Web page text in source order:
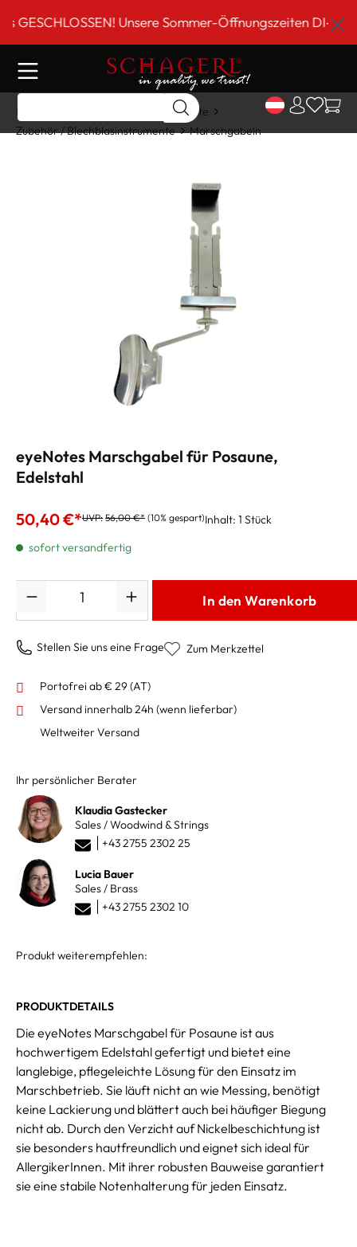
springen Unsere Sommer-Öffnungszeiten DI-FR 9
Home
Blechblasinstrumente
Zubehör / Blechblasinstrumente
Marschgabeln
eyeNotes Marschgabel für Posaune,
Edelstahl
50,40 €*UVP: 56,00 €* (10% gespart)Inhalt: 1 Stück
sofort versandfertig
In den Warenkorb
Stellen Sie uns eine Frage Zum Merkzettel
Portofrei ab € 29 (AT)
Versand innerhalb 24h (wenn lieferbar)
Weltweiter Versand
Ihr persönlicher Berater
Klaudia Gastecker
Sales / Woodwind & Strings
+43 2755 2302 25
Lucia Bauer
Sales / Brass
+43 2755 2302 10
Produkt weiterempfehlen:
PRODUKTDETAILS
Die eyeNotes Marschgabel für Posaune ist aus
hochwertigem Edelstahl gefertigt und bietet eine
langlebige, pflegeleichte Lösung für den Einsatz im
Marschbetrieb. Sie läuft nicht an wie Messing, benötigt
keine Lackierung und blättert auch bei häufiger Biegung
nicht ab. Durch den Verzicht auf Nickelbeschichtung ist
sie besonders hautfreundlich und eignet sich ideal für
AllergikerInnen. Mit ihrer robusten Bauweise garantiert
sie eine stabile Notenhalterung für jeden Einsatz.